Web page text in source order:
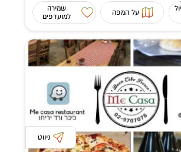
על המפה
שמירה
למועדפים
ניווט